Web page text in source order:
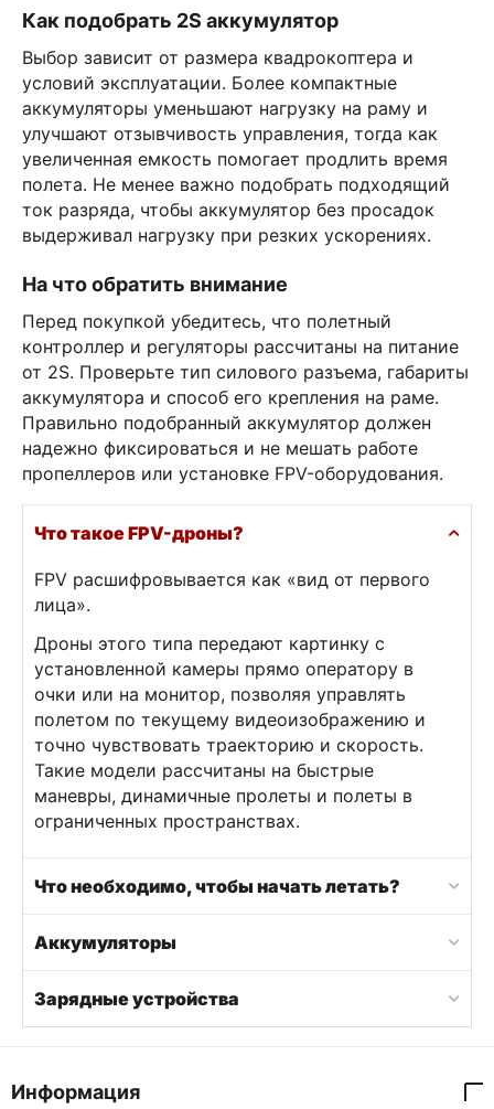
Как подобрать 2S аккумулятор
Выбор зависит от размера квадрокоптера и
условий эксплуатации. Более компактные
аккумуляторы уменьшают нагрузку на раму и
улучшают отзывчивость управления, тогда как
увеличенная емкость помогает продлить время
полета. Не менее важно подобрать подходящий
ток разряда, чтобы аккумулятор без просадок
выдерживал нагрузку при резких ускорениях.
На что обратить внимание
Перед покупкой убедитесь, что полетный
контроллер и регуляторы рассчитаны на питание
от 2S. Проверьте тип силового разъема, габариты
аккумулятора и способ его крепления на раме.
Правильно подобранный аккумулятор должен
надежно фиксироваться и не мешать работе
пропеллеров или установке FPV-оборудования.
Что такое FPV-дроны?
FPV расшифровывается как «вид от первого
лица».
Дроны этого типа передают картинку с
установленной камеры прямо оператору в
очки или на монитор, позволяя управлять
полетом по текущему видеоизображению и
точно чувствовать траекторию и скорость.
Такие модели рассчитаны на быстрые
маневры, динамичные пролеты и полеты в
ограниченных пространствах.
Что необходимо, чтобы начать летать?
Аккумуляторы
Зарядные устройства
Информация